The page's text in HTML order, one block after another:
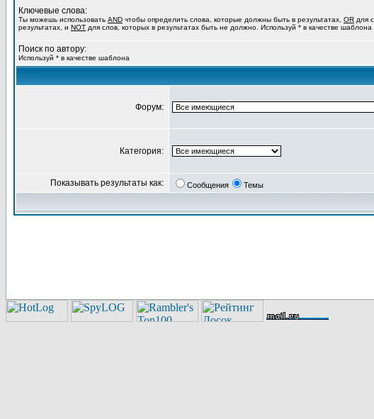
Ключевые слова:
Ты можешь использовать AND чтобы определить слова, которые должны быть в результатах, OR для
результатах, и NOT для слов, которых в результатах быть не должно. Используй * в качестве шаблона
Поиск по автору:
Используй * в качестве шаблона
Форум:
Категория:
Показывать результаты как: Сообщения Темы